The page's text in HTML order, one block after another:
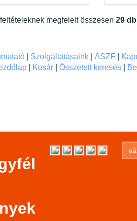
megfelelt összesen 29 db
| Szolgáltatásaink| ÁSZF|
| Kosár| Összetett keresés|